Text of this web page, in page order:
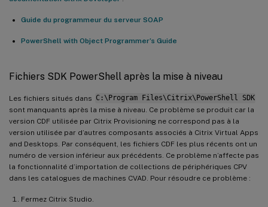
Guide du programmeur du serveur SOAP
PowerShell with Object Programmer’s Guide
Fichiers SDK PowerShell après la mise à niveau
Les fichiers situés dans C:\Program Files\Citrix\PowerShell SDK
sont manquants après la mise à niveau. Ce problème se produit car la
version CDF utilisée par Citrix Provisioning ne correspond pas à la
version utilisée par d’autres composants associés à Citrix Virtual Apps
and Desktops. Par conséquent, les fichiers CDF les plus récents ont un
numéro de version inférieur aux précédents. Ce problème n’affecte pas
la fonctionnalité d’importation de collections de périphériques CPV
dans les catalogues de machines CVAD. Pour résoudre ce problème :
Fermez Citrix Studio.